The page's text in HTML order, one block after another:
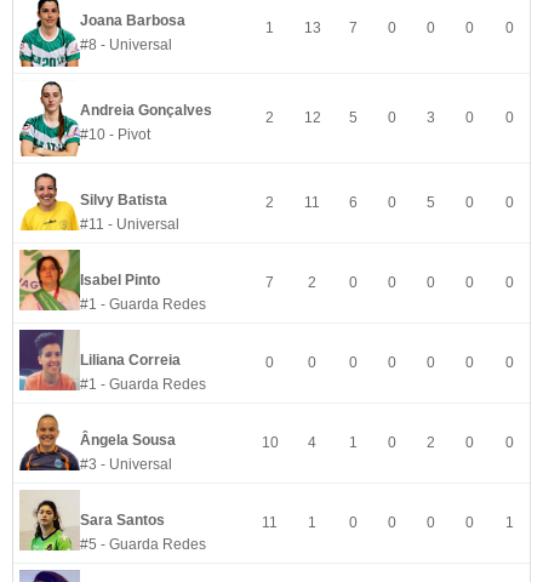
Joana Barbosa
#8 - Universal
1 13 7 0 0 0 0
Andreia Gonçalves
#10 - Pivot
2 12 5 0 3 0 0
Silvy Batista
#11 - Universal
2 11 6 0 5 0 0
Isabel Pinto
#1 - Guarda Redes
7 2 0 0 0 0 0
Liliana Correia
#1 - Guarda Redes
0 0 0 0 0 0 0
Ângela Sousa
#3 - Universal
10 4 1 0 2 0 0
Sara Santos
#5 - Guarda Redes
11 1 0 0 0 0 1